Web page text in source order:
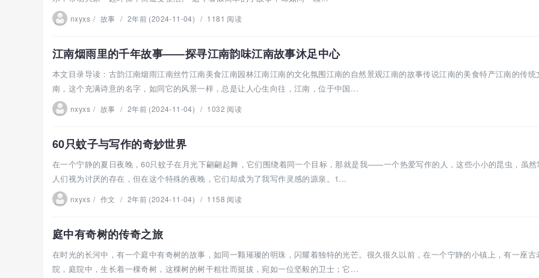
nxyxs / 故事 / 2年前 (2024-11-04) / 1181 阅读
江南烟雨里的千年故事——探寻江南韵味江南故事沐足中心
本文目录导读：古韵江南烟雨江南丝竹江南美食江南园林江南江南的文化氛围江南的自然景观江南的故事传说江南的美食特产江南的传统
南，这个充满诗意的名字，如同它的风景一样，总是让人心生向往，江南，位于中国...
nxyxs / 故事 / 2年前 (2024-11-04) / 1032 阅读
60只蚊子与写作的奇妙世界
在一个宁静的夏日夜晚，60只蚊子在月光下翩翩起舞，它们围绕着同一个目标，那就是我——一个热爱写作的人，这些小小的昆虫，虽然
人们视为讨厌的存在，但在这个特殊的夜晚，它们却成为了我写作灵感的源泉。1...
nxyxs / 作文 / 2年前 (2024-11-04) / 1158 阅读
庭中有奇树的传奇之旅
在时光的长河中，有一个庭中有奇树的故事，如同一颗璀璨的明珠，闪耀着独特的光芒。很久很久以前，在一个宁静的小镇上，有一座古
院，庭院中，生长着一棵奇树，这棵树的树干粗壮而挺拔，宛如一位坚毅的卫士；它...